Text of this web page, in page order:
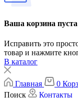
Ваша корзина пуста
Исправить это
товар и нажмите
В каталог
Главная 0
Поиск
Контакты